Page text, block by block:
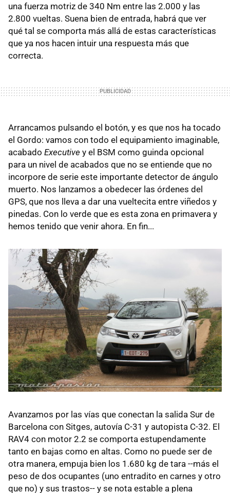
una fuerza motriz de 340 Nm entre las 2.000 y las
2.800 vueltas. Suena bien de entrada, habrá que ver
qué tal se comporta más allá de estas características
que ya nos hacen intuir una respuesta más que
correcta.
Arrancamos pulsando el botón, y es que nos ha tocado
el Gordo: vamos con todo el equipamiento imaginable,
acabado Executive y el BSM como guinda opcional
para un nivel de acabados que no se entiende que no
incorpore de serie este importante detector de ángulo
muerto. Nos lanzamos a obedecer las órdenes del
GPS, que nos lleva a dar una vueltecita entre viñedos y
pinedas. Con lo verde que es esta zona en primavera y
hemos tenido que venir ahora. En fin...
Avanzamos por las vías que conectan la salida Sur de
Barcelona con Sitges, autovía C-31 y autopista C-32. El
RAV4 con motor 2.2 se comporta estupendamente
tanto en bajas como en altas. Como no puede ser de
otra manera, empuja bien los 1.680 kg de tara --más el
peso de dos ocupantes (uno entradito en carnes y otro
que no) y sus trastos-- y se nota estable a plena